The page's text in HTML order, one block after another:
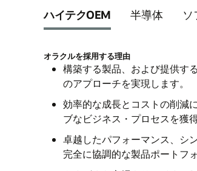
サイトで修理を行い、カ
プセルの機会を獲得し、
ハイテクおよび製造の
注文配送を最大化し、
テッド・ロジスティクス
た、IoTを使用して、輸
事前に検出することもで
Connected Logisticsにつ
ーションの詳細
用して、単純なものから
で、さまざまな製品を
す。
ハイ・パフォーマンス
詳細
Oracle Cloud Supply
の詳細
可視化します。ESGの目
制当局に透明性を提供し
Oracle Enterprise
に品質を向上させます。
メンテナンス・ニーズを
ファクトリ設定でIoTシ
トの状態、場所および使
Oracle IoT Intelligent
Oracle Enterprise
M&A 案件の完了後、新
業員計画の統合ビューを
クションを自動的に照合
ます。
Oracle Fusion Accounting
Oracle Cloudに統合され
Oracle Cloudに統合され
ハイテクOEM 半導体
オラクルを採用する理由
構築する製品、および提供す
のアプローチを実現します。
効率的な成長とコストの削減
ブなビジネス・プロセスを獲
卓越したパフォーマンス、シ
完全に協調的な製品ポートフ